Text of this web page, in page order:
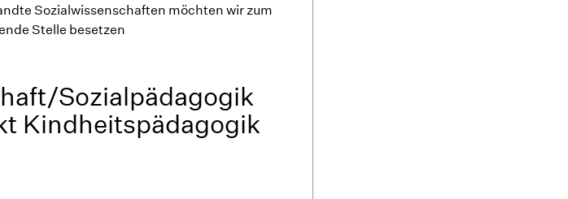
Sozialwissenschaften möchten wir zum
Stelle besetzen
Sozialpädagogik
Kindheitspädagogik